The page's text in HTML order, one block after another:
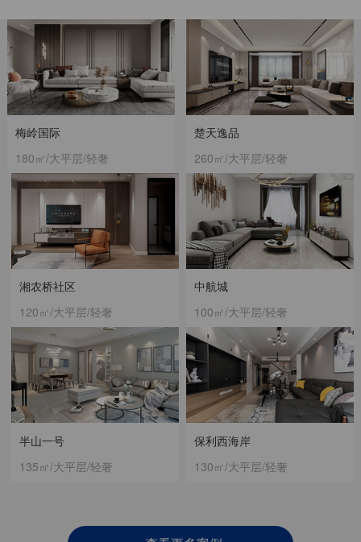
梅岭国际
180㎡/大平层/轻奢
楚天逸品
260㎡/大平层/轻奢
中航城
100㎡/大平层/轻奢
湘农桥社区
120㎡/大平层/轻奢
保利西海岸
130㎡/大平层/轻奢
半山一号
135㎡/大平层/轻奢